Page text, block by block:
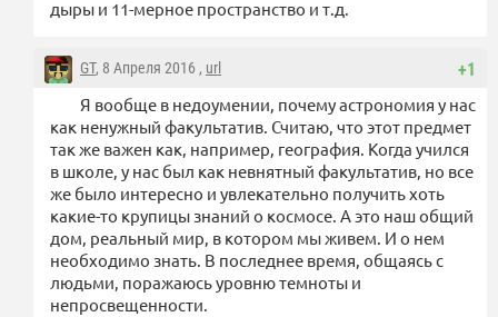
дыры и 11-мерное пространство и т.д.
+1
GT, 8 Апреля 2016 , url
Я вообще в недоумении, почему астрономия у нас
как ненужный факультатив. Считаю, что этот предмет
так же важен как, например, география. Когда учился
в школе, у нас был как невнятный факультатив, но все
же было интересно и увлекательно получить хоть
какие-то крупицы знаний о космосе. А это наш общий
дом, реальный мир, в котором мы живем. И о нем
необходимо знать. В последнее время, общаясь с
людьми, поражаюсь уровню темноты и
непросвещенности.